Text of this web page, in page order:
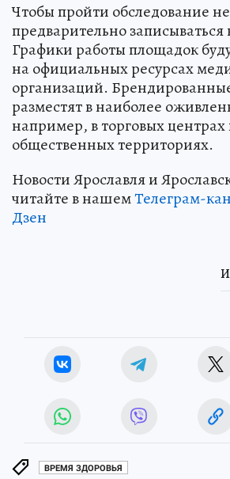
Чтобы пройти обследование
предварительно
Графики работы площадок
на официальных ресурсах
организаций.
разместят в наиболее
например, в торговых центрах
общественных территориях.
Новости Ярославля и
читайте в нашемТелеграм-
Дзен
ВРЕМЯ ЗДОРОВЬЯ